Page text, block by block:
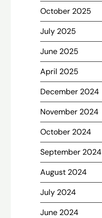
October 2025
July 2025
June 2025
April 2025
December 2024
November 2024
October 2024
September 2024
August 2024
July 2024
June 2024